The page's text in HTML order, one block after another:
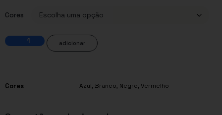
Cores
adicionar
Cores Azul, Branco, Negro, Vermelho